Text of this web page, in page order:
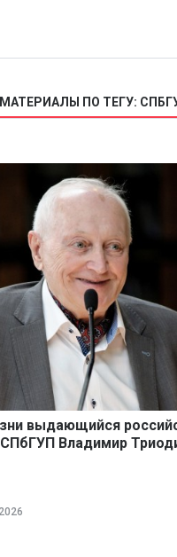
ПО ТЕГУ:
выдающийся
Владимир